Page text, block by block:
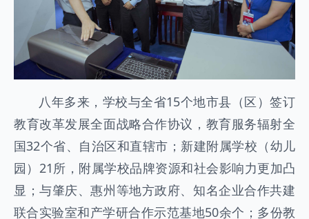
八年多来，学校与全省15个地市县（区）签订
教育改革发展全面战略合作协议，教育服务辐射全
国32个省、自治区和直辖市；新建附属学校（幼儿
园）21所，附属学校品牌资源和社会影响力更加凸
显；与肇庆、惠州等地方政府、知名企业合作共建
联合实验室和产学研合作示范基地50余个；多份教